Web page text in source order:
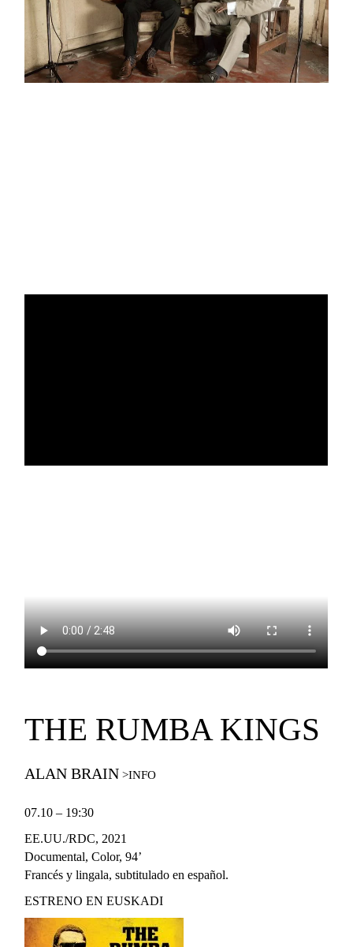
THE RUMBA KINGS
ALAN BRAIN
07.10 – 19:30
EE.UU./RDC, 2021
Documental, Color, 94’
Francés y lingala, subtitulado en español.
ESTRENO EN EUSKADI